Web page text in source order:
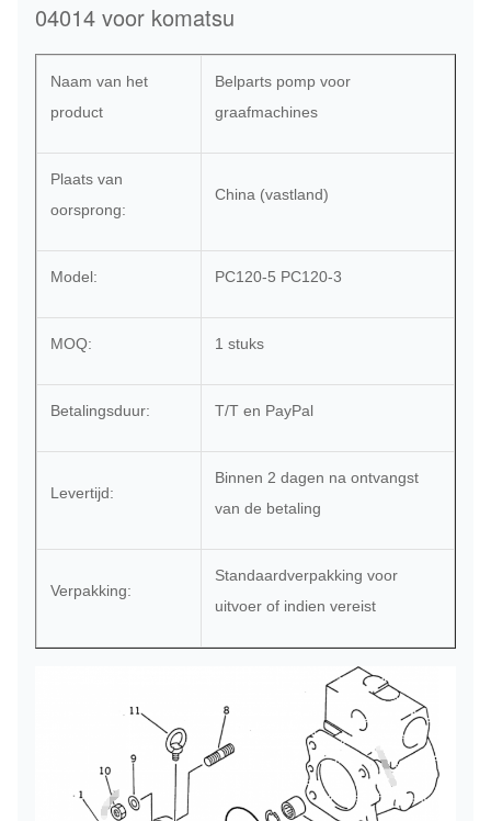
04014 voor komatsu
Naam van het
product
Belparts pomp voor
graafmachines
Plaats van
oorsprong:
China (vastland)
Model: PC120-5 PC120-3
MOQ: 1 stuks
Betalingsduur: T/T en PayPal
Levertijd:
Binnen 2 dagen na ontvangst
van de betaling
Verpakking:
Standaardverpakking voor
uitvoer of indien vereist